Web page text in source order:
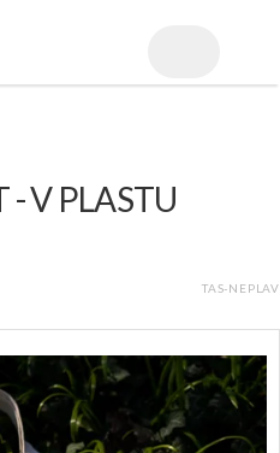
V PLASTU
TAS-NEPLAV